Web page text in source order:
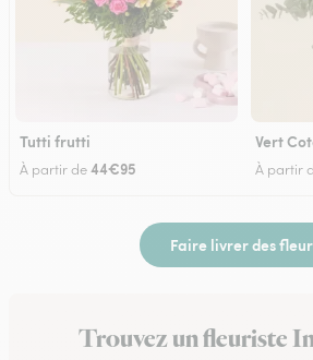
Tutti frutti
À partir de44€95
Vert
À partir
Faire livrer des
Trouvez un fleuriste